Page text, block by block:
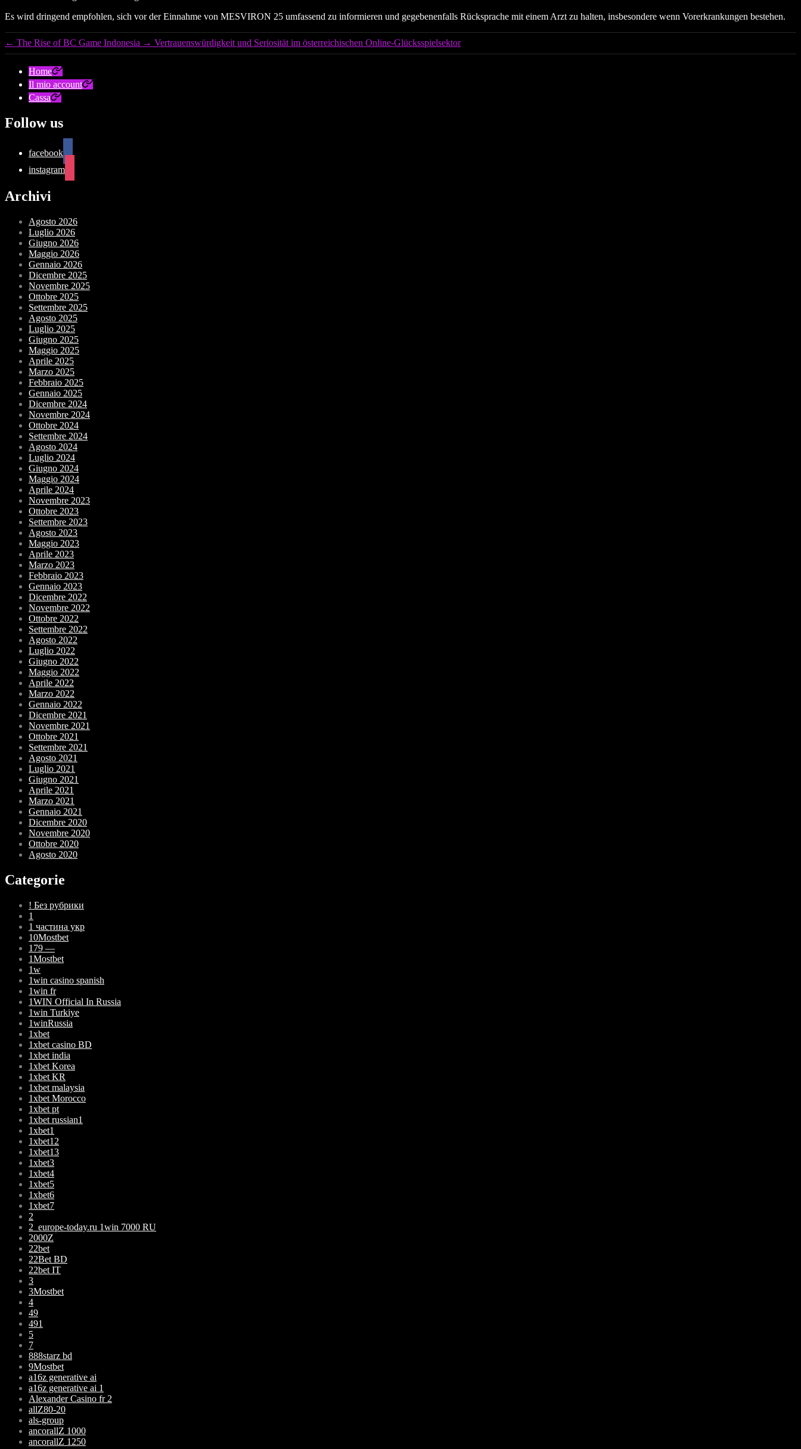
Es wird dringend empfohlen, sich vor der Einnahme von MESVIRON 25 umfassend zu informieren und gegebenenfalls Rücksprache mit einem Arzt zu halten, insbesondere wenn Vorerkrankungen bestehen.
← The Rise of BC Game Indonesia → Vertrauenswürdigkeit und Seriosität im österreichischen Online-Glücksspielsektor
Home
Il mio account
Cassa
Follow us
facebook
instagram
Archivi
Agosto 2026
Luglio 2026
Giugno 2026
Maggio 2026
Gennaio 2026
Dicembre 2025
Novembre 2025
Ottobre 2025
Settembre 2025
Agosto 2025
Luglio 2025
Giugno 2025
Maggio 2025
Aprile 2025
Marzo 2025
Febbraio 2025
Gennaio 2025
Dicembre 2024
Novembre 2024
Ottobre 2024
Settembre 2024
Agosto 2024
Luglio 2024
Giugno 2024
Maggio 2024
Aprile 2024
Novembre 2023
Ottobre 2023
Settembre 2023
Agosto 2023
Maggio 2023
Aprile 2023
Marzo 2023
Febbraio 2023
Gennaio 2023
Dicembre 2022
Novembre 2022
Ottobre 2022
Settembre 2022
Agosto 2022
Luglio 2022
Giugno 2022
Maggio 2022
Aprile 2022
Marzo 2022
Gennaio 2022
Dicembre 2021
Novembre 2021
Ottobre 2021
Settembre 2021
Agosto 2021
Luglio 2021
Giugno 2021
Aprile 2021
Marzo 2021
Gennaio 2021
Dicembre 2020
Novembre 2020
Ottobre 2020
Agosto 2020
Categorie
! Без рубрики
1
1 частина укр
10Mostbet
179 —
1Mostbet
1w
1win casino spanish
1win fr
1WIN Official In Russia
1win Turkiye
1winRussia
1xbet
1xbet casino BD
1xbet india
1xbet Korea
1xbet KR
1xbet malaysia
1xbet Morocco
1xbet pt
1xbet russian1
1xbet1
1xbet12
1xbet13
1xbet3
1xbet4
1xbet5
1xbet6
1xbet7
2
2_europe-today.ru 1win 7000 RU
2000Z
22bet
22Bet BD
22bet IT
3
3Mostbet
4
49
491
5
7
888starz bd
9Mostbet
a16z generative ai
a16z generative ai 1
Alexander Casino fr 2
allZ80-20
als-group
ancorallZ 1000
ancorallZ 1250